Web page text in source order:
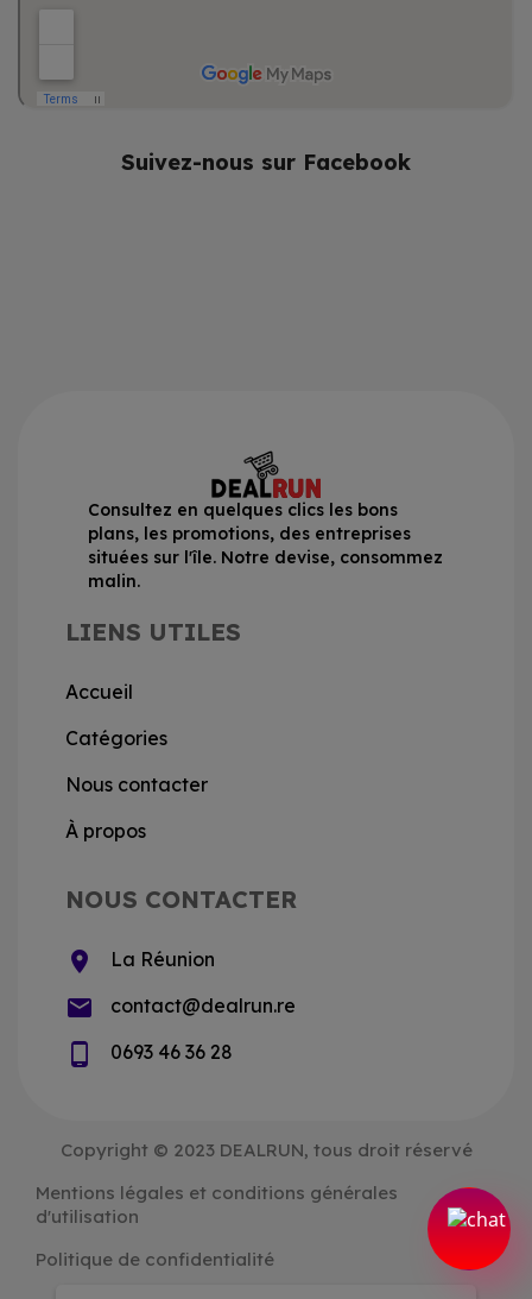
Suivez-nous sur Facebook
Consultez en quelques clics les bons
plans, les promotions, des entreprises
situées sur l'île. Notre devise, consommez
malin.
LIENS UTILES
Accueil
Catégories
Nous contacter
À propos
NOUS CONTACTER
location_on La Réunion
email contact@dealrun.re
phone_android 0693 46 36 28
Copyright © 2023 DEALRUN, tous droit réservé
Mentions légales et conditions générales
d'utilisation
Politique de confidentialité